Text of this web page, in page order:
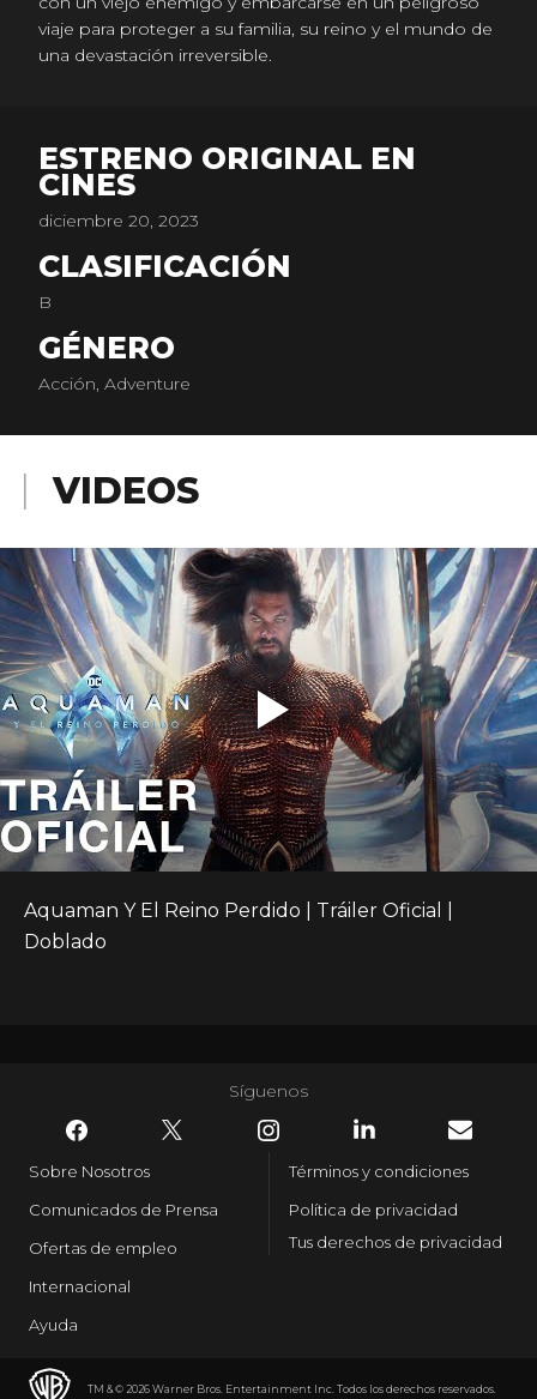
viaje para proteger a su familia, su reino y el mundo de
una devastación irreversible.
ESTRENO ORIGINAL EN
CINES
diciembre 20, 2023
CLASIFICACIÓN
B
GÉNERO
Acción, Adventure
VIDEOS
Aquaman Y El Reino Perdido | Tráiler Oficial |
Doblado
TM & © 2026 Warner Bros. Entertainment Inc. Todos los derechos reservados.
Síguenos
Sobre Nosotros
Comunicados de Prensa
Ofertas de empleo
Internacional
Ayuda
Términos y condiciones
Política de privacidad
Tus derechos de privacidad